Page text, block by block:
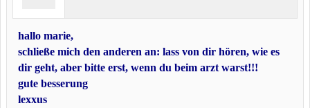
hallo marie,
schließe mich den anderen an: lass von dir hören, wie es
dir geht, aber bitte erst, wenn du beim arzt warst!!!
gute besserung
lexxus